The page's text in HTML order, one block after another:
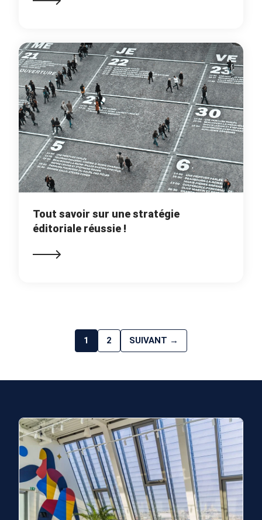
Tout savoir sur une stratégie
éditoriale réussie !
1 2 SUIVANT →